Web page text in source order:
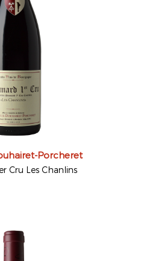
Porcheret
Cru Les Chanlins